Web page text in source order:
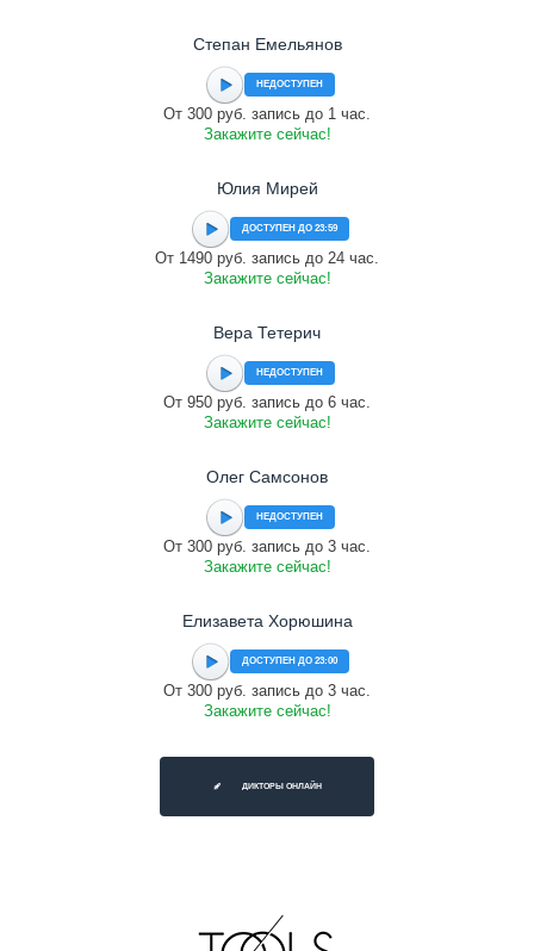
Степан Емельянов
НЕДОСТУПЕН
От 300 руб. запись до 1 час.
Закажите сейчас!
Юлия Мирей
ДОСТУПЕН ДО 23:59
От 1490 руб. запись до 24 час.
Закажите сейчас!
Вера Тетерич
НЕДОСТУПЕН
От 950 руб. запись до 6 час.
Закажите сейчас!
Олег Самсонов
НЕДОСТУПЕН
От 300 руб. запись до 3 час.
Закажите сейчас!
Елизавета Хорюшина
ДОСТУПЕН ДО 23:00
От 300 руб. запись до 3 час.
Закажите сейчас!
ДИКТОРЫ ОНЛАЙН